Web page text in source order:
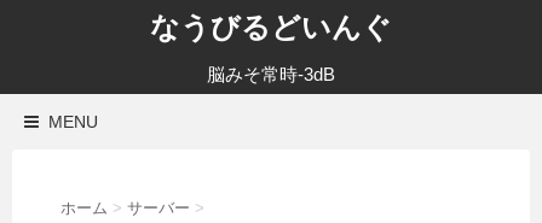
なうびるどいんぐ
脳みそ常時-3dB
MENU
ホーム > サーバー >